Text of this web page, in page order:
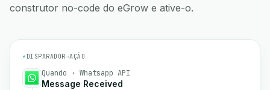
construtor no-code do eGrow e ative-o.
⚡ DISPARADOR→AÇÃO
Quando · Whatsapp API
Message Received